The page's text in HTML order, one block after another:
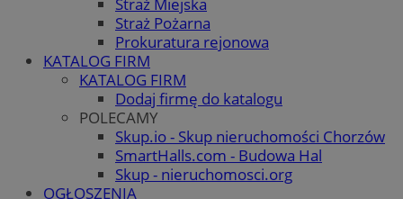
Straż Pożarna
Prokuratura rejonowa
KATALOG FIRM
KATALOG FIRM
Dodaj firmę do katalogu
POLECAMY
Skup.io - Skup nieruchomości Chorzów
SmartHalls.com - Budowa Hal
Skup - nieruchomosci.org
OGŁOSZENIA